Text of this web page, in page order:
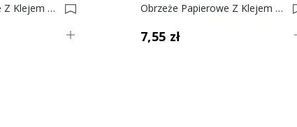
Obrzeże Papierowe Z Klejem Olcha Górska Nr 37 0001603-0001629 Obrzeże Papierowe Z Klejem Buk Ciemny Nr 34 0001601-0001627
7,55 zł